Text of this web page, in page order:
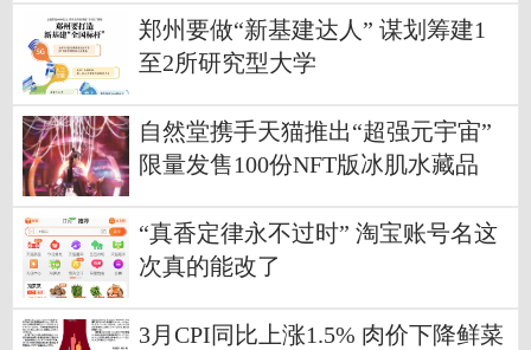
郑州要做“新基建达人” 谋划筹建1
至2所研究型大学
自然堂携手天猫推出“超强元宇宙”
限量发售100份NFT版冰肌水藏品
“真香定律永不过时” 淘宝账号名这
次真的能改了
3月CPI同比上涨1.5% 肉价下降鲜菜